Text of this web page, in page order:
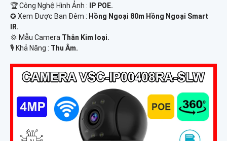
🏆 Công Nghệ Hình Ảnh :
IP POE.
✪ Xem Được Ban Đêm : Hồng Ngoại 80m Hồng Ngoại Smart
IR.
💢 Mẫu Camera Thân Kim loại.
️🎙 Khả Năng : Thu Âm.